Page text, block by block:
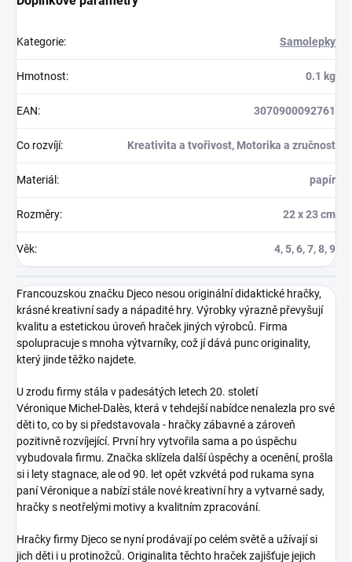
Kategorie: Samolepky
Hmotnost: 0.1 kg
EAN: 3070900092761
Co rozvíjí: Kreativita a tvořivost, Motorika a zručnost
Materiál : papír
Rozměry: 22 x 23 cm
Věk: 4, 5, 6, 7, 8, 9
Francouzskou značku Djeco nesou originální didaktické hračky,
krásné kreativní sady a nápadité hry. Výrobky výrazně převyšují
kvalitu a estetickou úroveň hraček jiných výrobců. Firma
spolupracuje s mnoha výtvarníky, což jí dává punc originality,
který jinde těžko najdete.
U zrodu firmy stála v padesátých letech 20. století
Véronique Michel-Dalès, která v tehdejší nabídce nenalezla pro své
děti to, co by si představovala - hračky zábavné a zároveň
pozitivně rozvíjející. První hry vytvořila sama a po úspěchu
vybudovala firmu. Značka sklízela další úspěchy a ocenění, prošla
si i lety stagnace, ale od 90. let opět vzkvétá pod rukama syna
paní Véronique a nabízí stále nové kreativní hry a vytvarné sady,
hračky s neotřelými motivy a kvalitním zpracování.
Hračky firmy Djecose nyní prodávají po celém světě a užívají si
jich děti i u protinožců. Originalita těchto hraček zajišťuje jejich